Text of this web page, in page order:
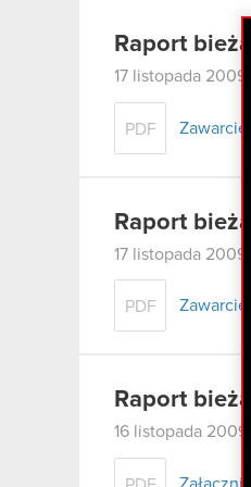
Raport
17 listopada
PDF Zawarcie
Raport
17 listopada
PDF
Raport
16 listopada